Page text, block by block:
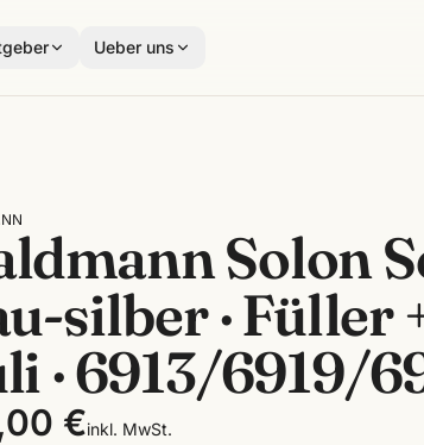
Ueber uns
Solon
silber · Füller
· 6913/6919/
€inkl. MwSt.